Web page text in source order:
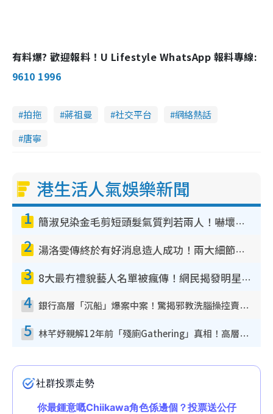
有料爆? 歡迎報料！U Lifestyle WhatsApp 報料專線:
9610 1996
拍拖 蔣祖曼 社交平台
網絡熱話
唐寧
港生活人氣娛樂新聞
1 簡淑兒染金毛剪短頭髮氣質判若兩人！嚇壞老公麥大力都認唔出：「你做咩事？」
2 湯洛雯傳終於有好消息造人成功！兩大細節曝孕味極濃惹猜測：大肚婆先會咁！
3 8大最冇禮貌藝人名單被瘋傳！網民揭發明星真面目 一致數臭呢位係無品天花板？
4 銀行高層「沉船」爆案中案！驚揭邪教洗腦操控賣淫被吞600萬 幕後黑手講多錯多
5 林芊妤親解12年前「殘廁Gathering」真相！高層解約一句話重創尊嚴至今拒返TVB